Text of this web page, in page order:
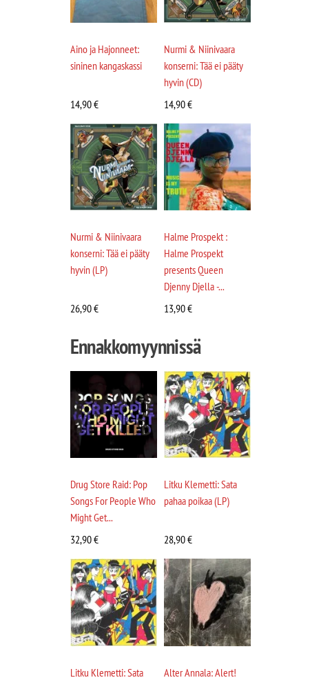
Aino ja Hajonneet:
sininen kangaskassi
14,90€
Nurmi & Niinivaara
konserni: Tää ei pääty
hyvin (CD)
14,90€
Nurmi & Niinivaara
konserni: Tää ei pääty
hyvin (LP)
26,90€
Halme Prospekt :
Halme Prospekt
presents Queen
Djenny Djella -...
13,90€
Ennakkomyynnissä
Drug Store Raid: Pop
Songs For People Who
Might Get...
32,90€
Litku Klemetti: Sata
pahaa poikaa (LP)
28,90€
Litku Klemetti: Sata
Alter Annala: Alert!